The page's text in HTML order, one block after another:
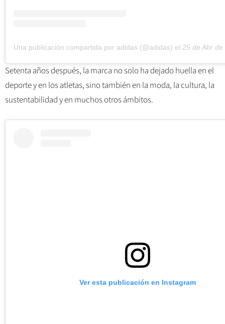
Una publicación compartida por adidas (@adidas) el 25 de Abr de 2019
Setenta años después, la marca no solo ha dejado huella en el
deporte y en los atletas, sino también en la moda, la cultura, la
sustentabilidad y en muchos otros ámbitos.
Ver esta publicación en Instagram